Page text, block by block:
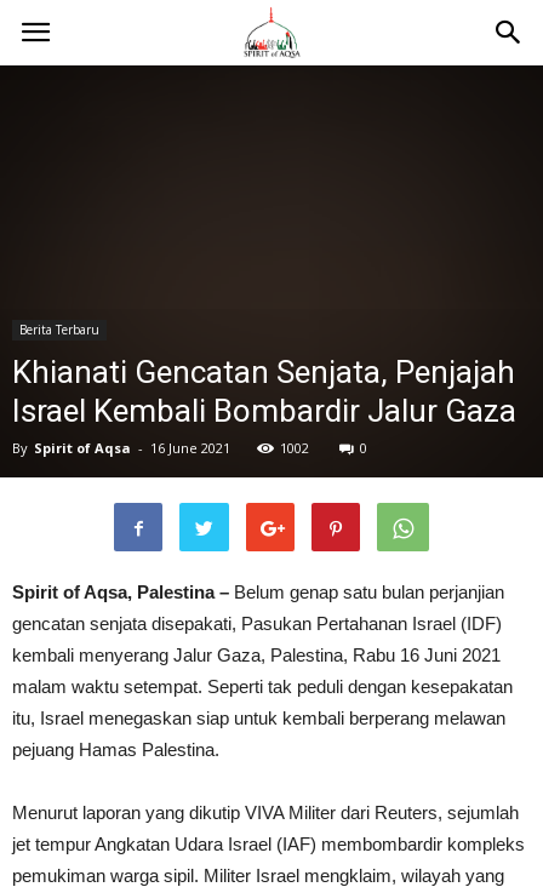
Berita Terbaru
Khianati Gencatan Senjata, Penjajah
Israel Kembali Bombardir Jalur Gaza
By Spirit of Aqsa - 16 June 2021 1002 0
Spirit of Aqsa, Palestina – Belum genap satu bulan perjanjian
gencatan senjata disepakati, Pasukan Pertahanan Israel (IDF)
kembali menyerang Jalur Gaza, Palestina, Rabu 16 Juni 2021
malam waktu setempat. Seperti tak peduli dengan kesepakatan
itu, Israel menegaskan siap untuk kembali berperang melawan
pejuang Hamas Palestina.
Menurut laporan yang dikutip VIVA Militer dari Reuters, sejumlah
jet tempur Angkatan Udara Israel (IAF) membombardir kompleks
pemukiman warga sipil. Militer Israel mengklaim, wilayah yang